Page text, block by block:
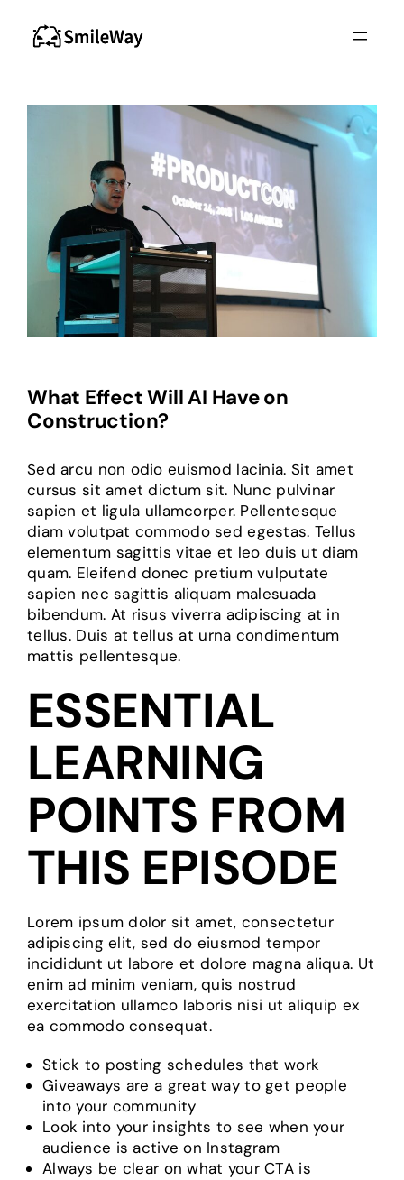
contenido
What Effect Will AI Have on
Construction?
Sed arcu non odio euismod lacinia. Sit amet
cursus sit amet dictum sit. Nunc pulvinar
sapien et ligula ullamcorper. Pellentesque
diam volutpat commodo sed egestas. Tellus
elementum sagittis vitae et leo duis ut diam
quam. Eleifend donec pretium vulputate
sapien nec sagittis aliquam malesuada
bibendum. At risus viverra adipiscing at in
tellus. Duis at tellus at urna condimentum
mattis pellentesque.
ESSENTIAL
LEARNING
POINTS FROM
THIS EPISODE
Lorem ipsum dolor sit amet, consectetur
adipiscing elit, sed do eiusmod tempor
incididunt ut labore et dolore magna aliqua. Ut
enim ad minim veniam, quis nostrud
exercitation ullamco laboris nisi ut aliquip ex
ea commodo consequat.
Stick to posting schedules that work
Giveaways are a great way to get people
into your community
Look into your insights to see when your
audience is active on Instagram
Always be clear on what your CTA is